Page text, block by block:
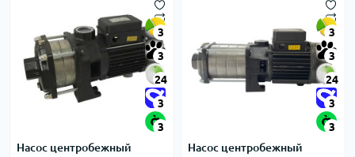
3
3
24
3
3
Насос центробежный
3
3
24
3
3
Насос центробежный